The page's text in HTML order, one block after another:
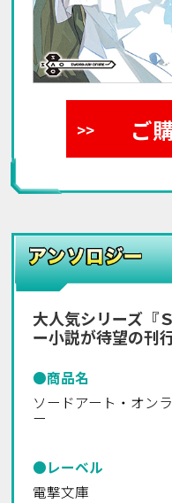
ご
大人気シリーズ『
ー小説が待望の刊
●商品名
ソードアート・オン
ー
●レーベル
電撃文庫